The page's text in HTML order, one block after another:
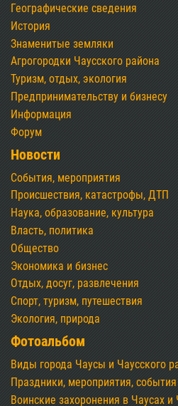
Географические сведения
История
Знаменитые земляки
Агрогородки Чаусского района
Туризм, отдых, экология
Предпринимательству и бизнесу
Информация
Форум
Новости
События, мероприятия
Происшествия, катастрофы, ДТП
Наука, образование, культура
Власть, политика
Общество
Экономика и бизнес
Отдых, досуг, развлечения
Спорт, туризм, путешествия
Экология, природа
Фотоальбом
Виды города Чаусы и Чаусского
Праздники, мероприятия, события
Воинские захоронения в Чаусах